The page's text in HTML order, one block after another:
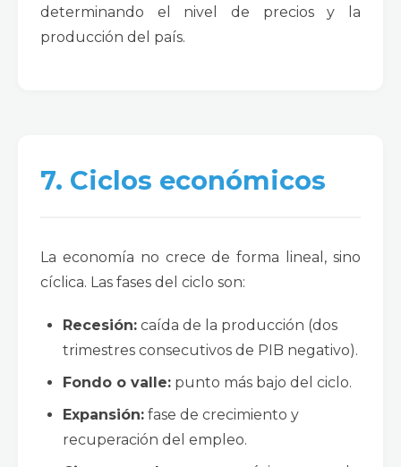
determinando el nivel de precios y la
producción del país.
7. Ciclos económicos
La economía no crece de forma lineal, sino
cíclica. Las fases del ciclo son:
Recesión: caída de la producción (dos
trimestres consecutivos de PIB negativo).
Fondo o valle: punto más bajo del ciclo.
Expansión: fase de crecimiento y
recuperación del empleo.